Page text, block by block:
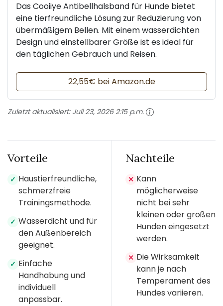
Das Cooiiye Antibellhalsband für Hunde bietet
eine tierfreundliche Lösung zur Reduzierung von
übermäßigem Bellen. Mit einem wasserdichten
Design und einstellbarer Größe ist es ideal für
den täglichen Gebrauch und Reisen.
22,55€ bei Amazon.de
Zuletzt aktualisiert: Juli 23, 2026 2:15 p.m.
Vorteile
✓ Haustierfreundliche,
schmerzfreie
Trainingsmethode.
✓ Wasserdicht und für
den Außenbereich
geeignet.
✓ Einfache
Handhabung und
individuell
anpassbar.
Nachteile
✕ Kann
möglicherweise
nicht bei sehr
kleinen oder großen
Hunden eingesetzt
werden.
✕ Die Wirksamkeit
kann je nach
Temperament des
Hundes variieren.